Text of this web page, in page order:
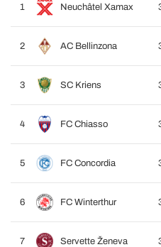
1 Neuchâtel Xamax
2 AC Bellinzona
3 SC Kriens
4 FC Chiasso
5 FC Concordia
6 FC Winterthur
7 Servette Ženeva